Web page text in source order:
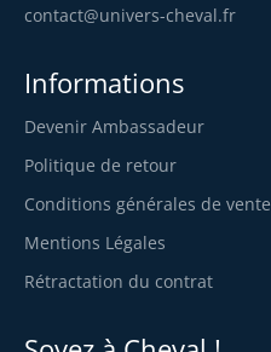
contact@univers-cheval.fr
Informations
Devenir Ambassadeur
Politique de retour
Conditions générales de vente
Mentions Légales
Rétractation du contrat